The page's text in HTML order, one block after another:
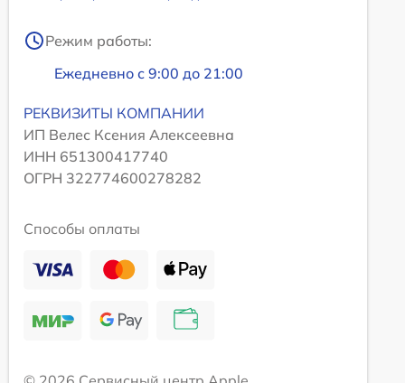
Режим работы:
Ежедневно с 9:00 до 21:00
РЕКВИЗИТЫ КОМПАНИИ
ИП Велес Ксения Алексеевна
ИНН 651300417740
ОГРН 322774600278282
Способы оплаты